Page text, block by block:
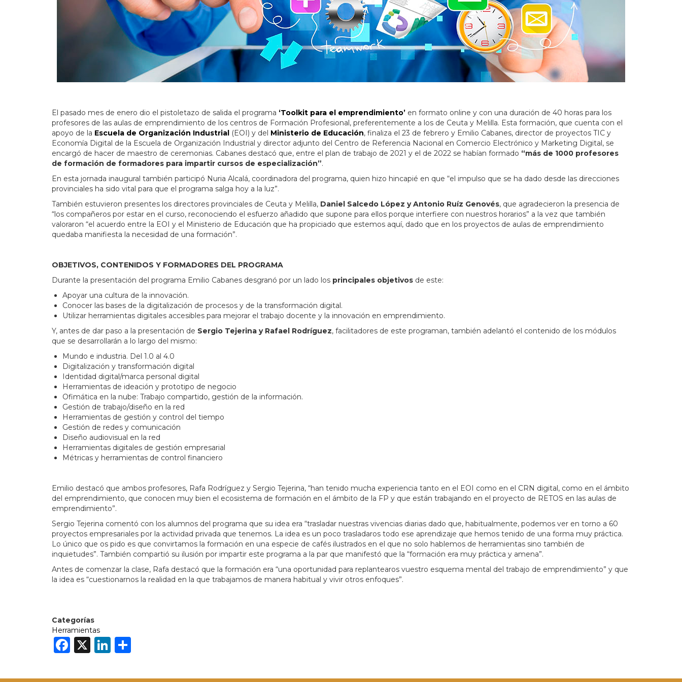
El pasado mes de enero dio el pistoletazo de salida el programa ‘Toolkit para el emprendimiento’ en formato online y con una duración de 40 horas para los
profesores de las aulas de emprendimiento de los centros de Formación Profesional, preferentemente a los de Ceuta y Melilla. Esta formación, que cuenta con el
apoyo de la Escuela de Organización Industrial (EOI) y del Ministerio de Educación, finaliza el 23 de febrero y Emilio Cabanes, director de proyectos TIC y
Economía Digital de la Escuela de Organización Industrial y director adjunto del Centro de Referencia Nacional en Comercio Electrónico y Marketing Digital, se
encargó de hacer de maestro de ceremonias. Cabanes destacó que, entre el plan de trabajo de 2021 y el de 2022 se habían formado “más de 1000 profesores
de formación de formadores para impartir cursos de especialización”.
En esta jornada inaugural también participó Nuria Alcalá, coordinadora del programa, quien hizo hincapié en que “el impulso que se ha dado desde las direcciones
provinciales ha sido vital para que el programa salga hoy a la luz”.
También estuvieron presentes los directores provinciales de Ceuta y Melilla, Daniel Salcedo López y Antonio Ruíz Genovés, que agradecieron la presencia de
“los compañeros por estar en el curso, reconociendo el esfuerzo añadido que supone para ellos porque interfiere con nuestros horarios” a la vez que también
valoraron “el acuerdo entre la EOI y el Ministerio de Educación que ha propiciado que estemos aquí, dado que en los proyectos de aulas de emprendimiento
quedaba manifiesta la necesidad de una formación”.
OBJETIVOS, CONTENIDOS Y FORMADORES DEL PROGRAMA
Durante la presentación del programa Emilio Cabanes desgranó por un lado los principales objetivos de este:
Apoyar una cultura de la innovación.
Conocer las bases de la digitalización de procesos y de la transformación digital.
Utilizar herramientas digitales accesibles para mejorar el trabajo docente y la innovación en emprendimiento.
Y, antes de dar paso a la presentación de Sergio Tejerina y Rafael Rodríguez, facilitadores de este programan, también adelantó el contenido de los módulos
que se desarrollarán a lo largo del mismo:
Mundo e industria. Del 1.0 al 4.0
Digitalización y transformación digital
Identidad digital/marca personal digital
Herramientas de ideación y prototipo de negocio
Ofimática en la nube: Trabajo compartido, gestión de la información.
Gestión de trabajo/diseño en la red
Herramientas de gestión y control del tiempo
Gestión de redes y comunicación
Diseño audiovisual en la red
Herramientas digitales de gestión empresarial
Métricas y herramientas de control financiero
Emilio destacó que ambos profesores, Rafa Rodríguez y Sergio Tejerina, “han tenido mucha experiencia tanto en el EOI como en el CRN digital, como en el ámbito
del emprendimiento, que conocen muy bien el ecosistema de formación en el ámbito de la FP y que están trabajando en el proyecto de RETOS en las aulas de
emprendimiento”.
Sergio Tejerina comentó con los alumnos del programa que su idea era “trasladar nuestras vivencias diarias dado que, habitualmente, podemos ver en torno a 60
proyectos empresariales por la actividad privada que tenemos. La idea es un poco trasladaros todo ese aprendizaje que hemos tenido de una forma muy práctica.
Lo único que os pido es que convirtamos la formación en una especie de cafés ilustrados en el que no solo hablemos de herramientas sino también de
inquietudes”. También compartió su ilusión por impartir este programa a la par que manifestó que la “formación era muy práctica y amena”.
Antes de comenzar la clase, Rafa destacó que la formación era “una oportunidad para replantearos vuestro esquema mental del trabajo de emprendimiento” y que
la idea es “cuestionarnos la realidad en la que trabajamos de manera habitual y vivir otros enfoques”.
Categorías
Herramientas
Facebook
X LinkedIn